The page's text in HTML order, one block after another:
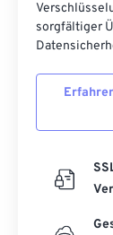
sorgfältiger